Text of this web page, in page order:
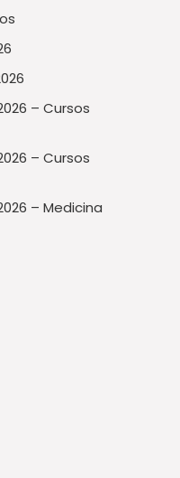
– Cursos
– Cursos
– Medicina